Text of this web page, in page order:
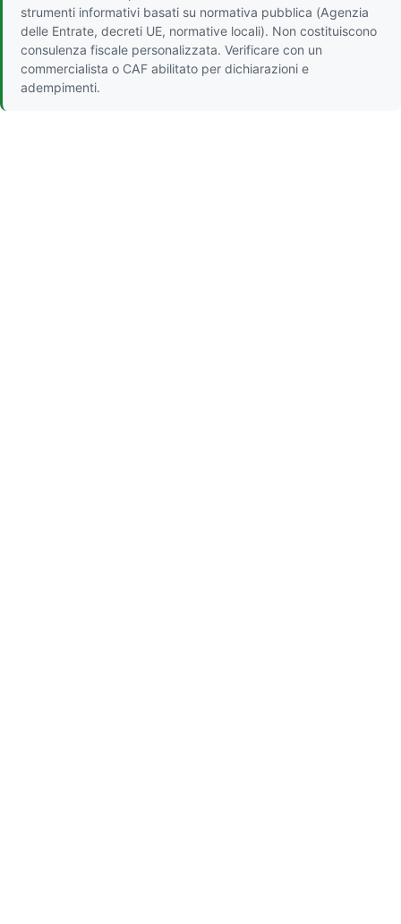
strumenti informativi basati su normativa pubblica (Agenzia
delle Entrate, decreti UE, normative locali). Non costituiscono
consulenza fiscale personalizzata. Verificare con un
commercialista o CAF abilitato per dichiarazioni e
adempimenti.